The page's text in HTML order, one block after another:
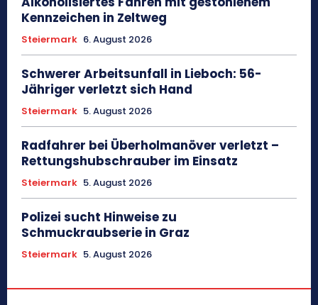
Kennzeichen in Zeltweg
Steiermark 6. August 2026
Schwerer Arbeitsunfall in Lieboch: 56-
Jähriger verletzt sich Hand
Steiermark 5. August 2026
Radfahrer bei Überholmanöver verletzt –
Rettungshubschrauber im Einsatz
Steiermark 5. August 2026
Polizei sucht Hinweise zu
Schmuckraubserie in Graz
Steiermark 5. August 2026